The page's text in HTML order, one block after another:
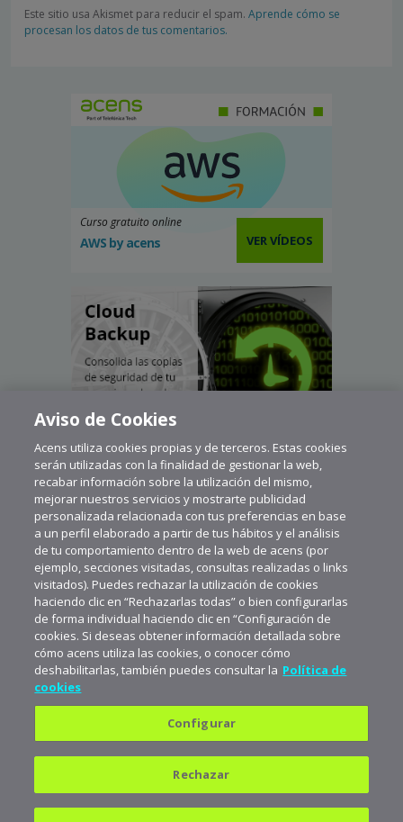
Este sitio usa Akismet para reducir el spam. Aprende cómo se
procesan los datos de tus comentarios.
Curso gratuito online
AWS by acens VER VÍDEOS
Política de privacidad
Política de cookies
Aviso legal
mantenerte a la última
Aviso de Cookies
Acens utiliza cookies propias y de terceros. Estas cookies
serán utilizadas con la finalidad de gestionar la web,
recabar información sobre la utilización del mismo,
mejorar nuestros servicios y mostrarte publicidad
personalizada relacionada con tus preferencias en base
a un perfil elaborado a partir de tus hábitos y el análisis
de tu comportamiento dentro de la web de acens (por
ejemplo, secciones visitadas, consultas realizadas o links
visitados). Puedes rechazar la utilización de cookies
haciendo clic en “Rechazarlas todas” o bien configurarlas
de forma individual haciendo clic en “Configuración de
cookies. Si deseas obtener información detallada sobre
cómo acens utiliza las cookies, o conocer cómo
deshabilitarlas, también puedes consultar la Política de
cookies
Configurar
Rechazar